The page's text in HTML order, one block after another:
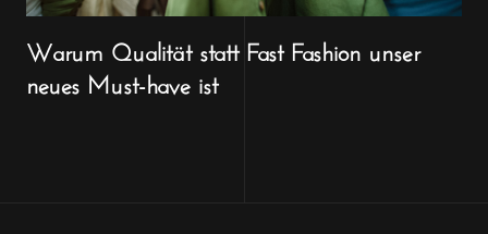
Warum Qualität statt Fast Fashion unser
neues Must-have ist